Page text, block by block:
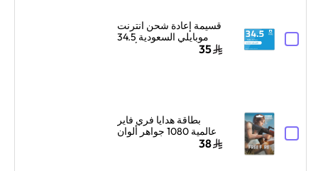
قسيمة إعادة شحن انترنت
موبايلي السعودية 34.5
35
بطاقة هدايا فري فاير
عالمية 1080 جواهر ألوان
38